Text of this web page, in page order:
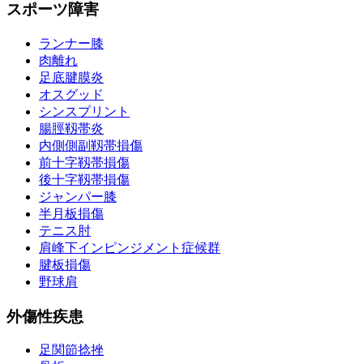
スポーツ障害
ランナー膝
肉離れ
足底腱膜炎
オスグッド
シンスプリント
腸脛靱帯炎
内側側副靱帯損傷
前十字靱帯損傷
後十字靱帯損傷
ジャンパー膝
半月板損傷
テニス肘
肩峰下インピンジメント症候群
腱板損傷
野球肩
外傷性疾患
足関節捻挫